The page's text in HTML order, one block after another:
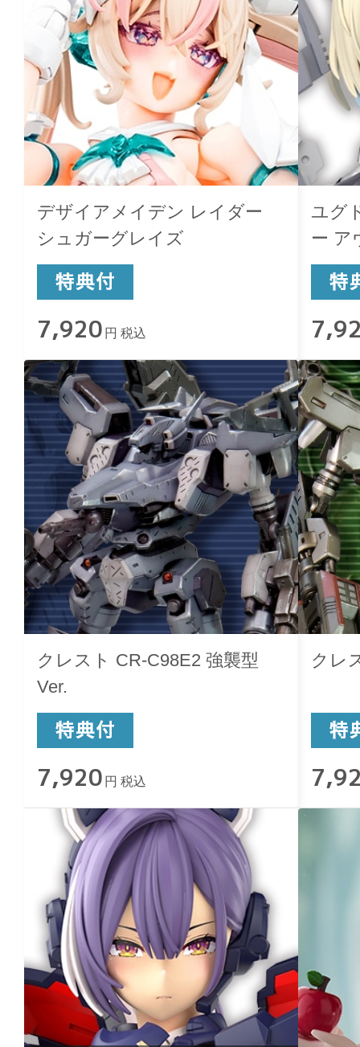
デザイアメイデン レイダー
シュガーグレイズ
7,920 円 税込
ユグ
ー ア
クレスト CR-C98E2 強襲型
Ver.
7,920 円 税込
クレ